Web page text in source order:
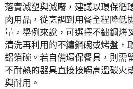
落實減塑與減廢，建議以環保循
肉用品，從烹調到用餐全程降低
量。舉例來說，可選擇不鏽鋼烤
清洗再利用的不鏽鋼碗或烤盤，
鋁箔碗。若自備環保餐具，則需
不耐熱的器具直接接觸高溫碳火
與耐用。